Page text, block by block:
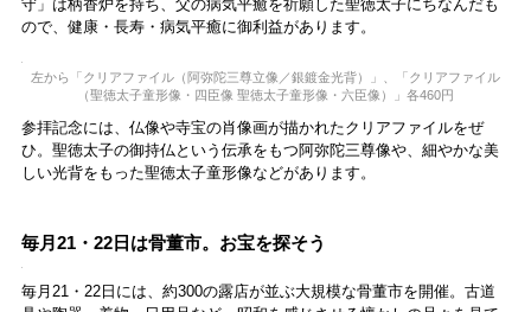
▶▶るるぶトラベルの
カップルにおすすめの関西旅行
江戸時代初期に造られた庭園は、都会のオアシス
境内には、広さ約1万m²の池泉廻遊式庭園「極楽浄土の庭」もありま
の。
生き地獄を表す2本の小川「火の河」「水の河」に加えて、極楽浄土へ